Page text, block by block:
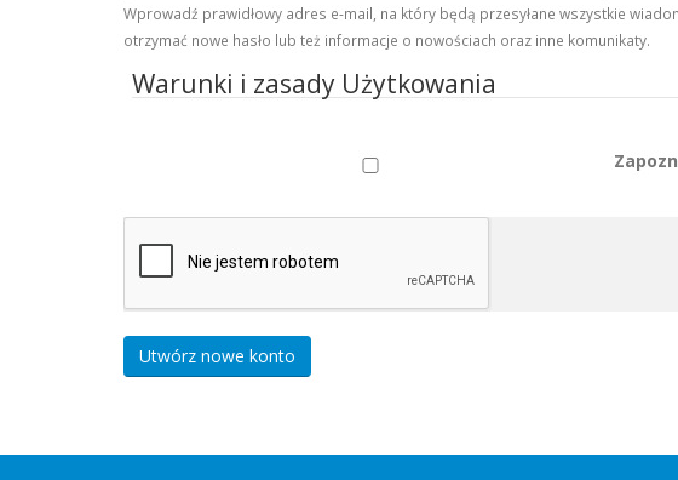
Wprowadź prawidłowy adres e-mail, na który będą przesyłane wszystkie
otrzymać nowe hasło lub też informacje o nowościach oraz inne komunikaty.
Warunki i zasady Użytkowania